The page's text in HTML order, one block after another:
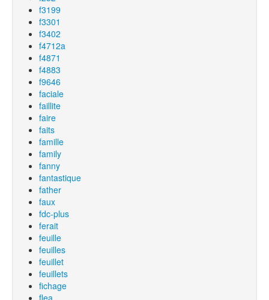
f3199
f3301
f3402
f4712a
f4871
f4883
f9646
faciale
faillite
faire
faits
famille
family
fanny
fantastique
father
faux
fdc-plus
ferait
feuille
feuilles
feuillet
feuillets
fichage